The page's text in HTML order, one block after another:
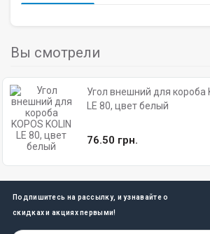
Вы смотрели
Угол внешний для короба
LE 80, цвет белый
76.50 грн.
Подпишитесь на рассылку, и узнавайте о
скидках и акциях первыми!